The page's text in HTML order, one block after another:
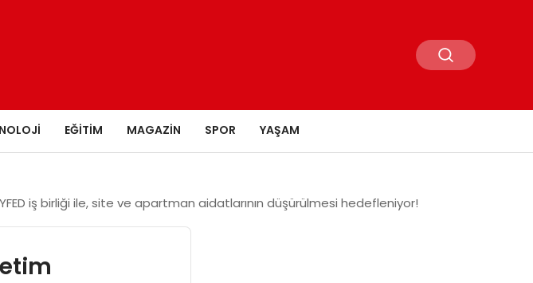
EĞITIM MAGAZIN SPOR YAŞAM
iş birliği ile, site ve apartman aidatlarının düşürülmesi hedefleniyor!